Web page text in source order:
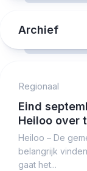
Archief
Regionaal
Eind
Heiloo over
Heiloo – De
belangrijk
gaat het...